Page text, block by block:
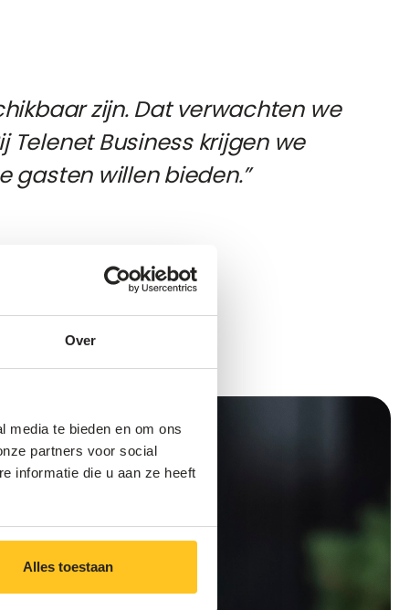
Over
media te bieden en om ons
partners voor social
informatie die u aan ze heeft
Alles toestaan
zijn. Dat verwachten we
Telenet Business krijgen we
gasten willen bieden.”